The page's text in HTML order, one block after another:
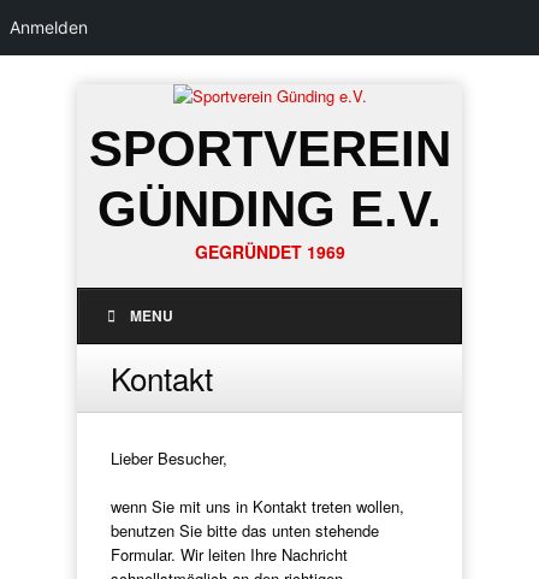
SPORTVEREIN
GÜNDING E.V.
GEGRÜNDET 1969
MENU
Kontakt
Lieber Besucher,
wenn Sie mit uns in Kontakt treten wollen,
benutzen Sie bitte das unten stehende
Formular. Wir leiten Ihre Nachricht
Anmelden